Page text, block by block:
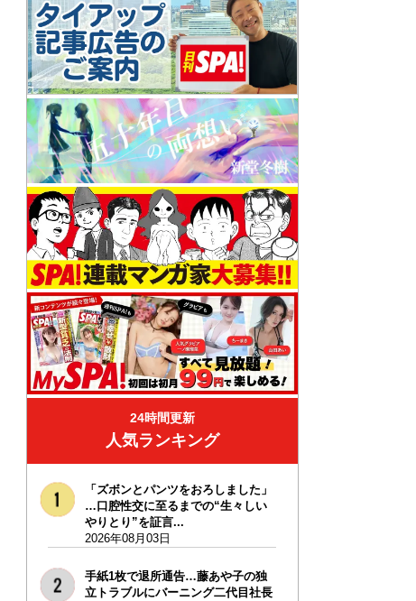
24時間更新
人気ランキング
「ズボンとパンツをおろしました」
…口腔性交に至るまでの“生々しい
やりとり”を証言...
2026年08月03日
手紙1枚で退所通告…藤あや子の独
立トラブルにバーニング二代目社長